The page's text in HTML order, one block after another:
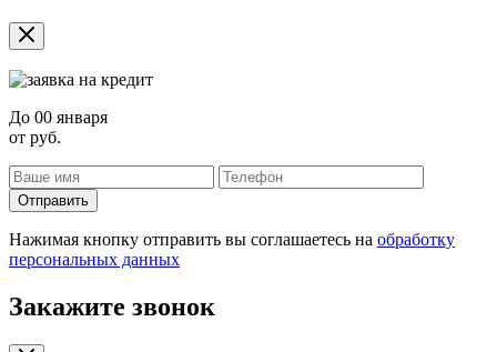
До 00 января
от руб.
Отправить
Нажимая кнопку отправить вы соглашаетесь на обработку
персональных данных
Закажите звонок